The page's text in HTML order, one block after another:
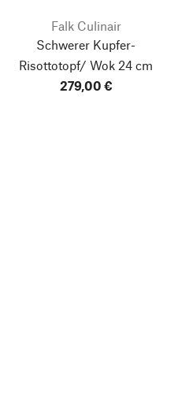
Falk Culinair
Schwerer Kupfer-
Risottotopf/ Wok 24 cm
279,00 €